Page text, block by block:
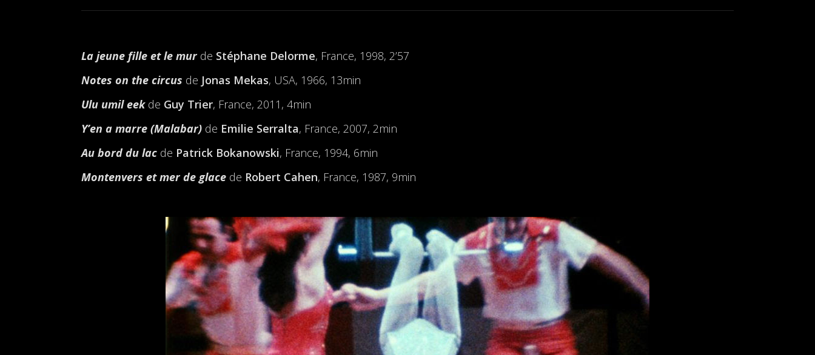
La jeune fille et le mur de Stéphane Delorme, France, 1998, 2’57
Notes on the circus de Jonas Mekas, USA, 1966, 13min
Ulu umil eek de Guy Trier, France, 2011, 4min
Y’en a marre (Malabar) de Emilie Serralta, France, 2007, 2min
Au bord du lac de Patrick Bokanowski, France, 1994, 6min
Montenvers et mer de glace de Robert Cahen, France, 1987, 9min